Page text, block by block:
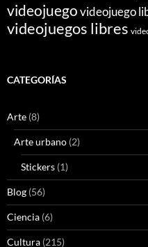
videojuegovideojuego
videojuegos libres
CATEGORÍAS
Arte (8)
Arte urbano (2)
Stickers (1)
Blog (56)
Ciencia (6)
Cultura (215)